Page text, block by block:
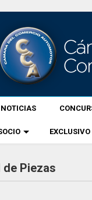
NOTICIAS
de Piezas